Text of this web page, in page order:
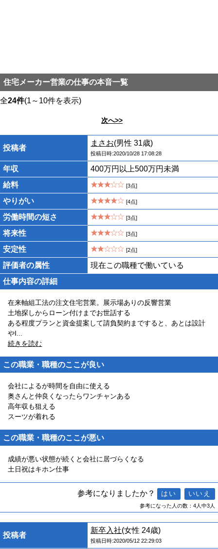
住宅メーカー営業の仕事の本音一覧
全24件(1～10件を表示)
次へ>>
投稿者
まさお(男性 31歳)
投稿日時:2020/10/28 17:08:28
年収
400万円以上500万円未満
給料
[3点]
やりがい [4点]
労働時間の短さ [3点]
将来性 [3点]
安定性 [2点]
評価者の属性
現在この職種で働いている
仕事内容の詳細
在来軸組工法の注文住宅営業。展示場ありの反響営業
土地探しからローン付けまでお世話する
ある程度プランと資金提案して請負契約まですると、あとは設計
やI
続きを読む
この職業・職種のここが良い
会社によるが時間を自由に使える
奥さんと仲良くなったらワンチャンある
高年収も狙える
スーツが着れる
この職業・職種のここが悪い
成績が悪い状態が続くと会社に居づらくなる
土日祝はキホン仕事
参考になりましたか？
参考になった人の数：4人中3人
投稿者
新卒入社(女性 24歳)
投稿日時:2020/05/12 22:29:03